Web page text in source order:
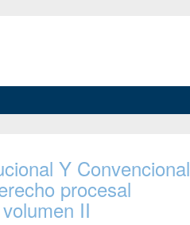
Y Convencional
procesal
II